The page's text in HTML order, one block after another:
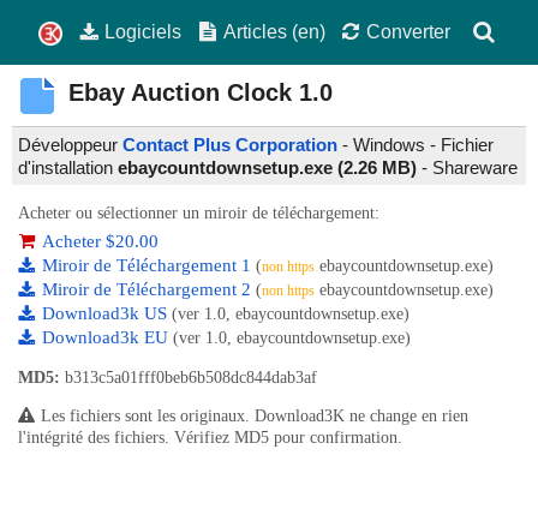
Logiciels Articles (en) Converter
Ebay Auction Clock 1.0
Développeur Contact Plus Corporation - Windows - Fichier
d'installation ebaycountdownsetup.exe (2.26 MB) - Shareware
Acheter ou sélectionner un miroir de téléchargement:
Acheter $20.00
Miroir de Téléchargement 1 (non https ebaycountdownsetup.exe)
Miroir de Téléchargement 2 (non https ebaycountdownsetup.exe)
Download3k US (ver 1.0, ebaycountdownsetup.exe)
Download3k EU (ver 1.0, ebaycountdownsetup.exe)
MD5: b313c5a01fff0beb6b508dc844dab3af
Les fichiers sont les originaux. Download3K ne change en rien
l'intégrité des fichiers. Vérifiez MD5 pour confirmation.